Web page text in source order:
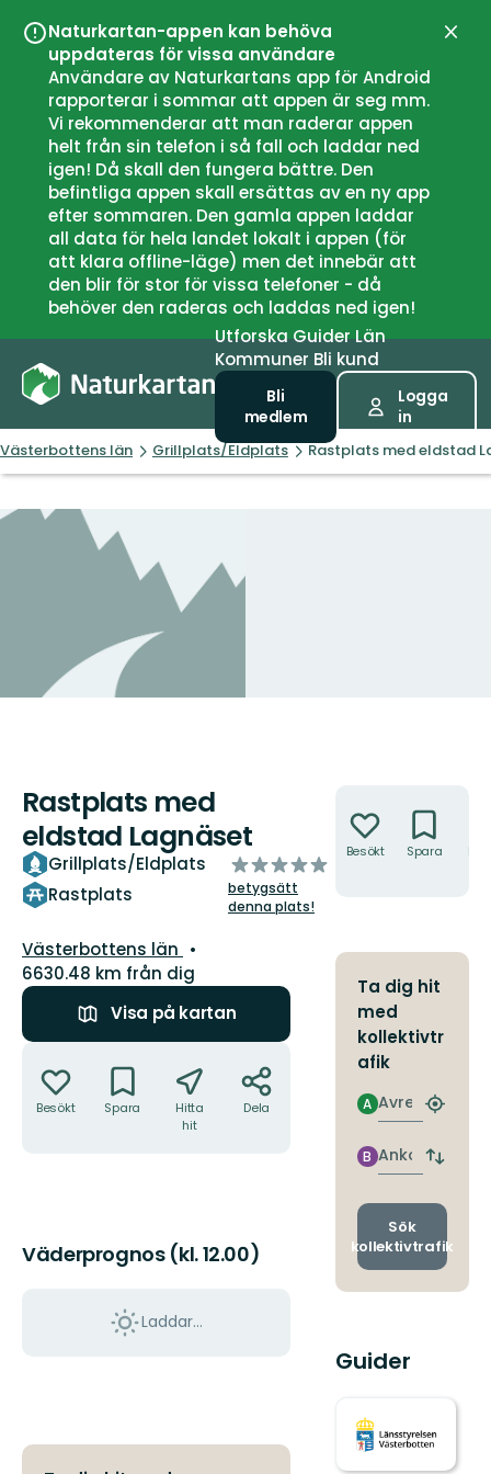
Naturkartan-appen kan behöva
uppdateras för vissa användare
Användare av Naturkartans app för Android
rapporterar i sommar att appen är seg mm.
Vi rekommenderar att man raderar appen
helt från sin telefon i så fall och laddar ned
igen! Då skall den fungera bättre. Den
befintliga appen skall ersättas av en ny app
efter sommaren. Den gamla appen laddar
all data för hela landet lokalt i appen (för
att klara offline-läge) men det innebär att
den blir för stor för vissa telefoner - då
behöver den raderas och laddas ned igen!
UtforskaGuiderLän
Kommuner Bli kund
Bli
medlem
Logga
in
Västerbottens län Grillplats/Eldplats Rastplats med eldstad
Rastplats med
eldstad Lagnäset
Grillplats/Eldplats
Rastplats
av
5
stjärnor
betygsätt
denna plats!
Län:
Västerbottens län
6630.48 km från dig
Visa på kartan
Besökt Spara
Hitta
hit
Dela
Väderprognos (kl. 12.00)
Laddar...
Besökt Spara
Ta dig hit
med
kollektivtr
afik
Avresa
A
Hitta
Ankomst
B
Byt
och
Sök
kollektivtrafik
Guider